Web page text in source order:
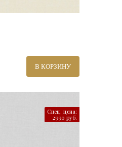
В КОРЗИНУ
Спец. цена:
2990 руб.